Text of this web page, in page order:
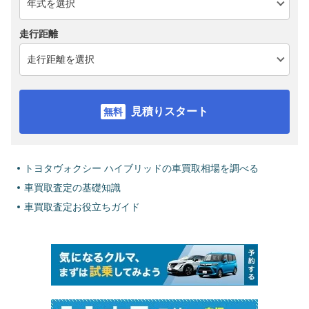
走行距離
見積りスタート
トヨタヴォクシー ハイブリッドの車買取相場を調べる
車買取査定の基礎知識
車買取査定お役立ちガイド